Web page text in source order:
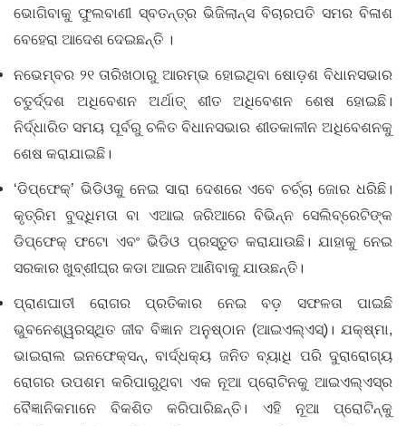
ଭୋଗିବାକୁ ଫୁଲବାଣୀ ସ୍ବତନ୍ତ୍ର ଭିଜିଲାନ୍ସ ବିଚାରପତି ସମର ବିଳାଶ
ବେହେରା ଆଦେଶ ଦେଇଛନ୍ତି ।
ନଭେମ୍ବର ୨୧ ତାରିଖଠାରୁ ଆରମ୍ଭ ହୋଇଥିବା ଷୋଡ଼ଶ ବିଧାନସଭାର
ଚତୁର୍ଦ୍ଦଶ ଅଧିବେଶନ ଅର୍ଥାତ୍‌‌ ଶୀତ ଅଧିବେଶନ ଶେଷ ହୋଇଛି।
ନିର୍ଦ୍ଧାରିତ ସମୟ ପୂର୍ବରୁ ଚଳିତ ବିଧାନସଭାର ଶୀତକାଳୀନ ଅଧିବେଶନକୁ
ଶେଷ କରାଯାଇଛି।
‘ଡିପ୍‌ଫେକ୍’ ଭିଡିଓକୁ ନେଇ ସାରା ଦେଶରେ ଏବେ ଚର୍ଚ୍ଚା ଜୋର ଧରିଛି।
କୃତ୍ରିମ ବୁଦ୍ଧିମତା ବା ଏଆଇ ଜରିଆରେ ବିଭିନ୍ନ ସେଲିବ୍ରେଟିଙ୍କ
ଡିପ୍‌ଫେକ୍‌ ଫଟୋ ଏବଂ ଭିଡିଓ ପ୍ରସ୍ତୁତ କରାଯାଉଛି। ଯାହାକୁ ନେଇ
ସରକାର ଖୁବ୍‌ଶୀଘ୍ର କଡା ଆଇନ ଆଣିବାକୁ ଯାଉଛନ୍ତି।
ପ୍ରାଣଘାତୀ ରୋଗର ପ୍ରତିକାର ନେଇ ବଡ଼ ସଫଳତା ପାଇଛି
ଭୁବନେଶ୍ୱରସ୍ଥିତ ଜୀବ ବିଜ୍ଞାନ ଅନୁଷ୍ଠାନ (ଆଇଏଲ୍‌‌ଏସ୍‌‌)। ଯକ୍ଷ୍ମା,
ଭାଇରାଲ ଇନଫେକ୍ସନ୍‌‌, ବାର୍ଦ୍ଧକ୍ୟ ଜନିତ ବ୍ୟାଧି ପରି ଦୁରାରୋଗ୍ୟ
ରୋଗର ଉପଶମ କରିପାରୁଥିବା ଏକ ନୂଆ ପ୍ରୋଟିନକୁ ଆଇଏଲ୍‌‌ଏସ୍ର
ବୈଜ୍ଞାନିକମାନେ ବିକଶିତ କରିପାରିଛନ୍ତି। ଏହି ନୂଆ ପ୍ରୋଟିନ୍‌‌କୁ